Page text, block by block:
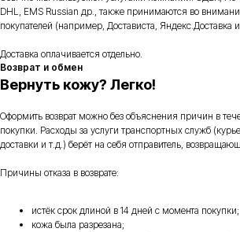
DHL, EMS Russian др., также принимаются во
покупателей (например, Достависта, Яндекс.Доставка
Доставка оплачивается отдельно.
Возврат и обмен
Вернуть кожу? Легко!
Оформить возврат можно без объяснения причин в
покупки. Расходы за услуги транспортных служб
доставки и т.д.) берёт на себя отправитель,
Причины отказа в возврате:
истёк срок длиной в 14 дней с момента покупки;
кожа была разрезана;